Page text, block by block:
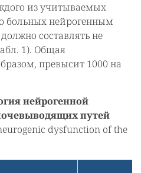
из учитываемых
больных нейрогенным
составлять не
1). Общая
превысит 1000 на
нейрогенной
путей
dysfunction of the